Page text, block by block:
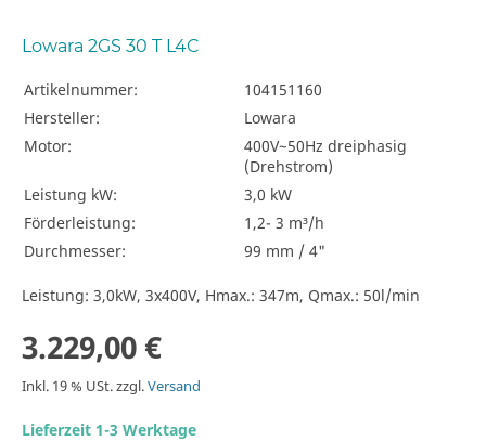
Lowara 2GS 30 T L4C
Artikelnummer:
104151160
Hersteller:
Lowara
Motor:
400V~50Hz dreiphasig
(Drehstrom)
Leistung kW:
3,0 kW
Förderleistung:
1,2- 3 m³/h
Durchmesser:
99 mm / 4"
Leistung: 3,0kW, 3x400V, Hmax.: 347m, Qmax.: 50l/min
3.229,00 €
Inkl. 19 % USt. zzgl.Versand
Lieferzeit 1-3 Werktage